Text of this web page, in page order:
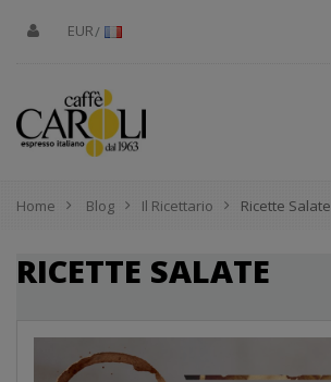
EUR
Home Blog Il Ricettario Ricette Salate
RICETTE SALATE